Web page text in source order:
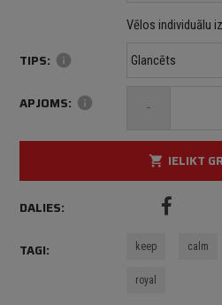
mm
Maksimālais izmērs:
Vēlos individuālu
TIPS: info
APJOMS: info -
shopping_cart IELIKT
DALIES:
TAGI: keep calm
royal